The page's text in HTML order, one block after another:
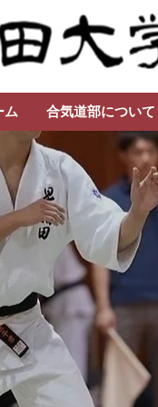
ム 合気道部について